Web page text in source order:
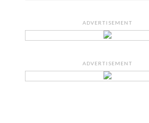
ADVERTISEMENT
ADVERTISEMENT